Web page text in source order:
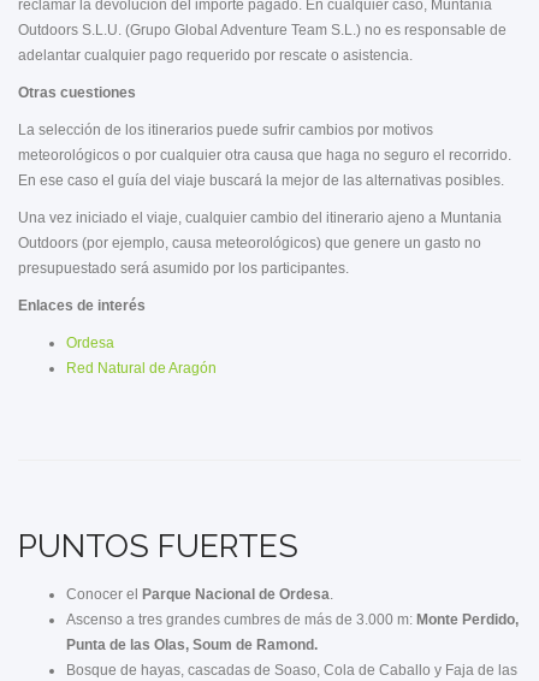
reclamar la devolución del importe pagado. En cualquier caso, Muntania
Outdoors S.L.U. (Grupo Global Adventure Team S.L.) no es responsable de
adelantar cualquier pago requerido por rescate o asistencia.
Otras cuestiones
La selección de los itinerarios puede sufrir cambios por motivos
meteorológicos o por cualquier otra causa que haga no seguro el recorrido.
En ese caso el guía del viaje buscará la mejor de las alternativas posibles.
Una vez iniciado el viaje, cualquier cambio del itinerario ajeno a Muntania
Outdoors (por ejemplo, causa meteorológicos) que genere un gasto no
presupuestado será asumido por los participantes.
Enlaces de interés
Ordesa
Red Natural de Aragón
PUNTOS FUERTES
Conocer el Parque Nacional de Ordesa.
Ascenso a tres grandes cumbres de más de 3.000 m: Monte Perdido,
Punta de las Olas, Soum de Ramond.
Bosque de hayas, cascadas de Soaso, Cola de Caballo y Faja de las